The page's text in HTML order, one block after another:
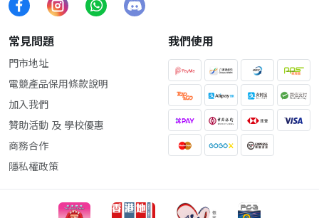
常見問題
門市地址
電競產品保用條款說明
加入我們
贊助活動 及 學校優惠
商務合作
隱私權政策
我們使用